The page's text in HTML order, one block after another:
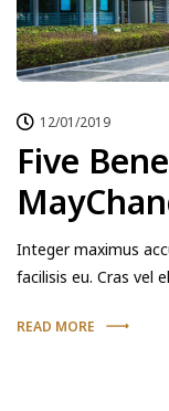
12/01/2019
Five
Integer maximus
facilisis eu. Cras vel
READ MORE